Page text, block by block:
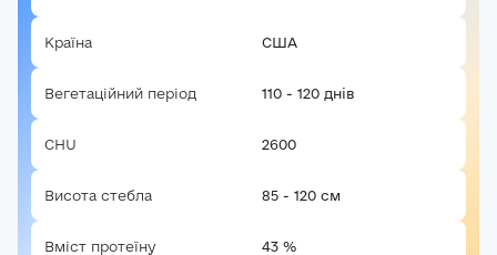
Країна США
Вегетаційний період 110 - 120 днів
СHU 2600
Висота стебла 85 - 120 см
Вміст протеїну 43 %